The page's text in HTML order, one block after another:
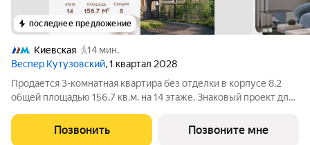
последнее предложение
Киевская
14 мин.
Веспер Кутузовский, 1 квартал 2028
Продается 3-комнатная квартира без отделки в корпусе 8.2
общей площадью 156,7 кв.м. на 14 этаже. Знаковый проект для
площадью 3,7 га расположен на Кутузовском проспекте и
воплощает новую
Позвонить Позвоните мне